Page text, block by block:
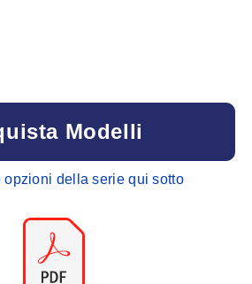
Modelli
opzioni della serie qui sotto